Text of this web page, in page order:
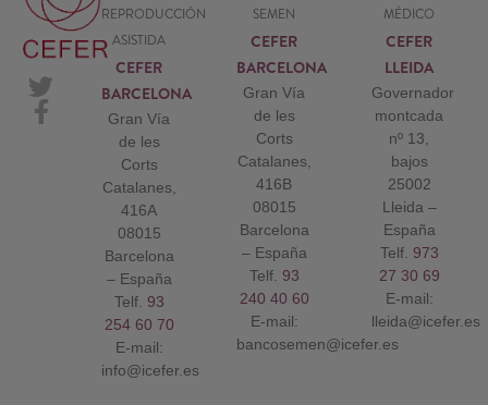
REPRODUCCIÓN
ASISTIDA
CEFER
BARCELONA
Gran Vía
de les
Corts
Catalanes,
416A
08015
Barcelona
– España
Telf. 93
254 60 70
E-mail:
info@icefer.es
SEMEN
CEFER
BARCELONA
Gran Vía
de les
Corts
Catalanes,
416B
08015
Barcelona
– España
Telf. 93
240 40 60
E-mail:
bancosemen@icefer.es
MÉDICO
CEFER
LLEIDA
Governador
montcada
nº 13,
bajos
25002
Lleida –
España
Telf. 973
27 30 69
E-mail:
lleida@icefer.es